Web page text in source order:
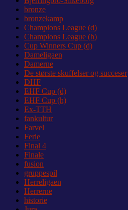
bronze
bronzekamp
Champions League (d)
Champions League (h)
Cup Winners Cup (d)
Dameligaen
Damerne
De største skuffelser og succeser
DHF
EHF Cup (d)
EHF Cup (h)
Ex-TTH
fankultur
Farvel
Ferie
Final 4
Finale
fusion
gruppespil
Herreligaen
Herrerne
historie